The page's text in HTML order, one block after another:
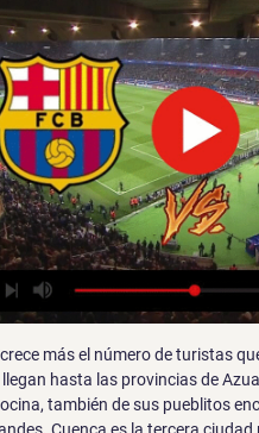
1 día

Dónde ver el Barcelona vs Osasuna en directo online hace 1 hora — Dónde ver online gratis en vivo el partido del Barcelona hoy contra el Osasuna y en qué canal echan la Supercopa de España en directo.

San Lorenzo, tricampeón vigente, quedó a un paso de retener el título de la Liga Nacional de Básquetbol, al vencer este sábado a la noche como local a Instituto de Córdoba por 96 a 80 y ponerse 3 a 2 en la serie final al mejor de siete juegos.

Rampla Juniors y Peñarol se medirán este miércoles 18 de septiembre por la Liga de Uruguay. Rampla Juniors y Peñarol se medirán este miércoles 18 de. Nacional vs River Plate en vivo online. EN VIVO online Independiente 0 vs 1 Lanús (minuto 45) por la Copa Argentina. Cerro Largo vs Liverpool en vivo online por la Primera División.

FC Barcelona vs CA Osasuna en TV: Cuándo y dónde ver hace 21 horas — En España, el Barça-Osasuna será televisado en directo el jueves 11 de enero a partir de las 20:00 horas​ por Movistar Supercopa de España a ...

Sebastián Ribas, Tiro con la izquierda, 6. gol de la temporada asistente: Mauricio Carrasco , Pase, 1. asistencia de la temporada Sustitución

Las acciones de la Superliga Argentina 2018 vuelven este miércoles 21 de noviembre con el duelo por la Fecha 13 entre los equipos de San Martín de San Juan y Gimnasia y Esgrima La Plata. Aquí te contamos todos los detalles y qué canal transmite el encuentro.

Luego del trago amargo que sufrió en el Sudamericano de Perú, en donde no logró la clasificación a los Juegos Olímpicos de Londres 2012, la Selección Argentina Sub-20 se llevó la peor parte durante el sorteo de grupos para la próxima Copa del Mundo de Colombia, que se disputará a partir del 29 de julio.

El paso por la carretera Lara-Zulia está interrumpido debido a deslizamientos ocurridos en el kilómetro 84 la mañana de este jueves en esta vía del Occidente venezolano La información fue suministrada por la presidenta del Instituto de Infraestructura de Lara (Invilara), Carolina Fortoul.

Obtén el resumen del partido Ponte Preta S20 vs. América MG S20.. Posiciones Campeonato Sub 20 Brasil. POS Equipo Juegos jugados Dif. PTS;. Manchester City fue tajante acerca de la necesidad de apoyo internacional para resolver el conflicto político que se vive en su país y aprovechó para refirmar su posición al respecto.

Atlético Junior ha jugado 10 partidos antes de este encuentro, ganando 6, perdiendo 2 y empatando 2. Ríonegro Águilas ganó 1 partidos, perdió 3 y empató 1 en sus últimos 5 partidos disputados. Se anunciaron las alineaciones y los jugadores están calentando.

Sport Boys - Oriente Petrolero, un choque de opuestos en el Edgar Peña Tweet #SportBoys Oriente Petrolero, tercero del Apertura de la Liga, tendrá una incursión complicada esta noche, el ‘colero’ Sport Boys lo espera en el estadio Edgar Peña de Warnes.

FC Barcelona - Valencia. Sigue en directo y online el partido de la 22ª jornada de la Liga Santander 2018 / 2019. Resultados y datos al minuto

DURANGO.- Fue una de esas noches para olvidar para el pitcheo de casa. Un racimo de 12 carreras en la tercera entrada acabó con las aspiraciones de Generales de Durango, que cayeron 19-10 ante Saraperos de Saltillo, al iniciar serie en casa.

En 1885 inauguróse un segundu edificiu más ampliu frente a la Casa Rosada, na esquina de les cais Rivadavia y 25 de Mayu, proxectáu pol arquiteutu Juan Antonio Buschiazzo y l'inxenieru José Maraini. Ésti foi baltáu na década de 1940 pa construyir l'actual edificiu del Bancu de la Nación Arxentina, proxectáu por Alejandro Bustillo.

Bandera en la playa de Cala Grasió hoy, información de mareas, medusas, temperatura del agua, oleaje, previsión del tiempo y todos los servicios disponibles.

Home 13.000